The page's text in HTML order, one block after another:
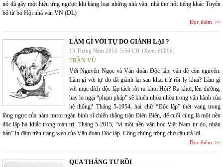
nó đã gây một hiệu ứng ngược khi hàng loạt những nhà văn, nhà thơ nổi tiếng khác Tuyên
bố từ bỏ Hội nhà văn VN (DL)
Đọc thêm
LÀM GÌ VỚI TỰ DO GIÀNH LẠI ?
13 Tháng Năm 2015 5:54 CH (Xem: 60006)
TRẦN VŨ
Với Nguyên Ngọc và Văn đoàn Độc lập, vấn đề còn nguyên.
Làm gì với tự do đã giành lại sau khai trừ rồi ly khai? Làm gì
với mục đích độc lập tách rời ra khỏi Hội? Ra khơi, lên đường,
hay lo ngại “phạm pháp” sẽ khiến nhòa nhòa trong vận hành của
hệ thống? Tháng 5-1954, hai chữ “Độc lập” thét vang trong
lồng ngực của năm mươi ngàn binh sĩ chiến thắng trận Điên Biên, để cuối cùng là một nền
độc lập hà khắc trong toàn trị. Tháng 5-2015, “vì một nền văn học Việt Nam tự do, nhân
bản” in đậm trên trang web của Văn đoàn Độc lập. Công chúng trông chờ câu trả lời.
Đọc thêm
QUA THÁNG TƯ RỒI